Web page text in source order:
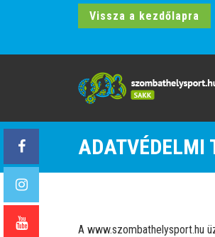
Vissza a kezdőlapra
ADATVÉDELMI
A www.szombathelysport.hu